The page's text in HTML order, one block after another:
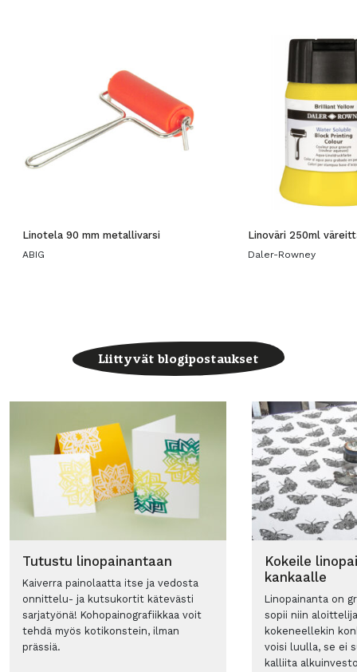
Linotela 90 mm metallivarsi
ABIG
Linoväri 250ml
Daler-Rowney
Liittyvät blogipostaukset
Tutustu linopainantaan
Kaiverra painolaatta itse ja vedosta
onnittelu- ja kutsukortit kätevästi
sarjatyönä! Kohopainografiikkaa voit
tehdä myös kotikonstein, ilman
prässiä.
Kokeile
kankaalle
Linopainanta on
sopii niin
kokeneellekin
voisi luulla, se ei
kalliita